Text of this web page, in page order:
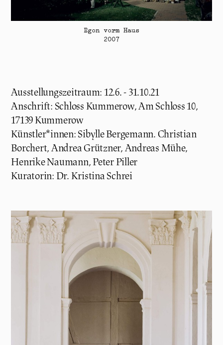
Egon vorm Haus
2007
Ausstellungszeitraum: 12.6. - 31.10.21
Anschrift: Schloss Kummerow, Am Schloss 10,
17139 Kummerow
Künstler*innen: Sibylle Bergemann. Christian
Borchert, Andrea Grützner, Andreas Mühe,
Henrike Naumann, Peter Piller
Kuratorin: Dr. Kristina Schrei